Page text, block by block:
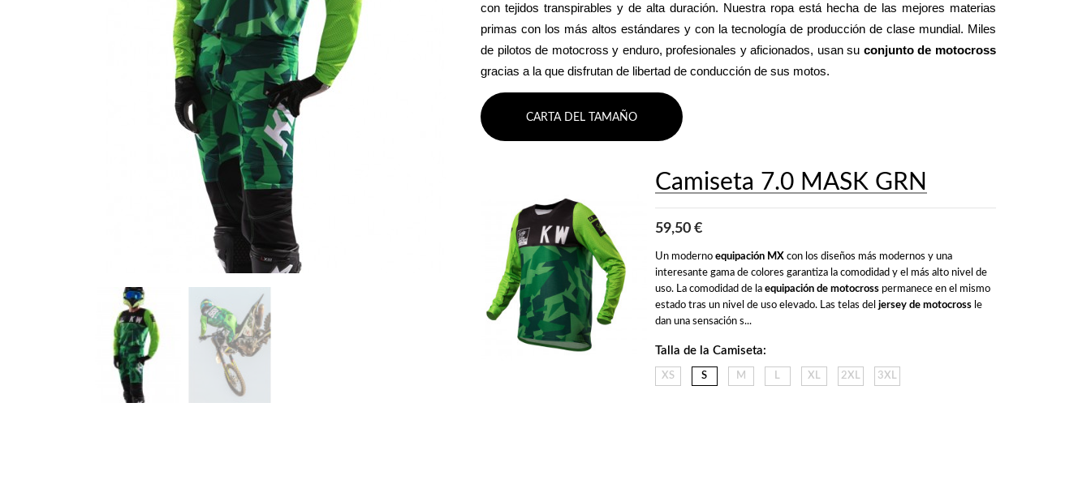
con tejidos transpirables y de alta duración. Nuestra ropa está hecha de las mejores materias
primas con los más altos estándares y con la tecnología de producción de clase mundial. Miles
de pilotos de motocross y enduro, profesionales y aficionados, usan su
gracias a la que disfrutan de libertad de conducción de sus motos.
CARTA DEL TAMAÑO
Camiseta 7.0 MASK GRN
59,50 €
Un moderno equipación MX con los diseños más modernos y una
interesante gama de colores garantiza la comodidad y el más alto nivel de
uso. La comodidad de la equipación de motocross permanece en el mismo
estado tras un nivel de uso elevado. Las telas del jersey de motocross le
dan una sensación s...
Talla de la Camiseta:
XS S M XL 2XL 3XL